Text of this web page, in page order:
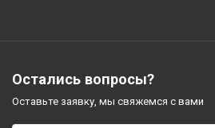
Остались вопросы?
Оставьте заявку, мы свяжемся с вами